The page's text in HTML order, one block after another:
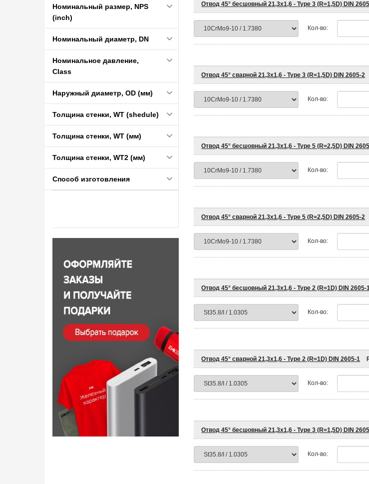
Номинальный размер, NPS
(inch)
Номинальный диаметр, DN
Номинальное давление,
Class
Наружный диаметр, OD (мм)
Толщина стенки, WT (shedule)
Толщина стенки, WT (мм)
Толщина стенки, WT2 (мм)
Способ изготовления
Отвод 45° бесшовный 21,3х1,6 - Type 3 (R=1,5D) DIN
Кол-во:
Отвод 45° сварной 21,3х1,6 - Type 3 (R=1,5D) DIN 2605-2
Кол-во:
Отвод 45° бесшовный 21,3х1,6 - Type 5 (R=2,5D) DIN
Кол-во:
Отвод 45° сварной 21,3х1,6 - Type 5 (R=2,5D) DIN 2605-2
Кол-во:
Отвод 45° бесшовный 21,3х1,6 - Type 2 (R=1D) DIN 2605-
Кол-во:
Отвод 45° сварной 21,3х1,6 - Type 2 (R=1D) DIN 2605-1
Кол-во:
Отвод 45° бесшовный 21,3х1,6 - Type 3 (R=1,5D) DIN
Кол-во: